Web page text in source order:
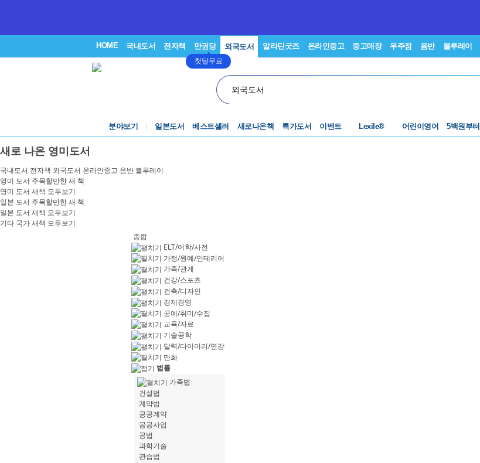
HOME 국내도서 전자책 만권당
첫달무료
외국도서 알라딘굿즈 온라인중고 중고매장 우주점 음반 블루레이
외국도서
분야보기 일본도서 베스트셀러 새로나온책 특가도서 이벤트
Lexile®
어린이영어
5백원부터
새로 나온 영미도서
국내도서 전자책 외국도서 온라인중고 음반 블루레이
영미 도서 주목할만한 새 책
영미 도서 새책 모두보기
일본 도서 주목할만한 새 책
일본 도서 새책 모두보기
기타 국가 새책 모두보기
종합
ELT/어학/사전
가정/원예/인테리어
가족/관계
건강/스포츠
건축/디자인
경제경영
공예/취미/수집
교육/자료
기술공학
달력/다이어리/연감
만화
법률
가족법
건설법
계약법
공공계약
공공사업
공법
과학기술
관습법